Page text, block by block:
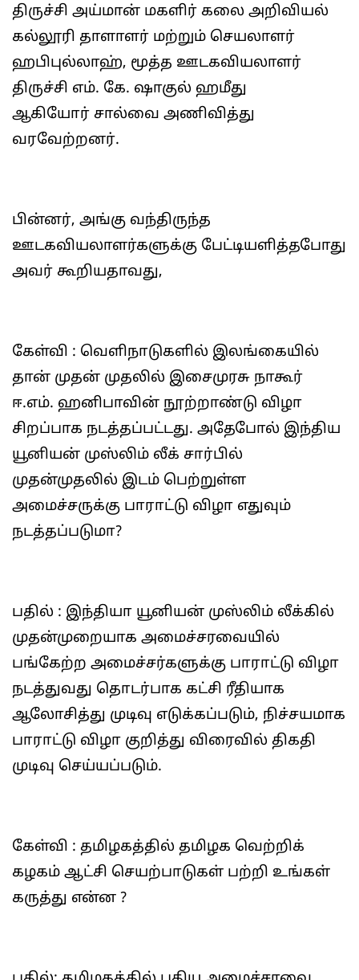
திருச்சி அய்மான் மகளிர் கலை அறிவியல்
கல்லூரி தாளாளர் மற்றும் செயலாளர்
ஹபிபுல்லாஹ், மூத்த ஊடகவியலாளர்
திருச்சி எம். கே. ஷாகுல் ஹமீது
ஆகியோர் சால்வை அணிவித்து
வரவேற்றனர்.
பின்னர், அங்கு வந்திருந்த
ஊடகவியலாளர்களுக்கு பேட்டியளித்தபோது
அவர் கூறியதாவது,
கேள்வி : வெளிநாடுகளில் இலங்கையில்
தான் முதன் முதலில் இசைமுரசு நாகூர்
ஈ.எம். ஹனிபாவின் நூற்றாண்டு விழா
சிறப்பாக நடத்தப்பட்டது. அதேபோல் இந்திய
யூனியன் முஸ்லிம் லீக் சார்பில்
முதன்முதலில் இடம் பெற்றுள்ள
அமைச்சருக்கு பாராட்டு விழா எதுவும்
நடத்தப்படுமா?
பதில் : இந்தியா யூனியன் முஸ்லிம் லீக்கில்
முதன்முறையாக அமைச்சரவையில்
பங்கேற்ற அமைச்சர்களுக்கு பாராட்டு விழா
நடத்துவது தொடர்பாக கட்சி ரீதியாக
ஆலோசித்து முடிவு எடுக்கப்படும், நிச்சயமாக
பாராட்டு விழா குறித்து விரைவில் திகதி
முடிவு செய்யப்படும்.
கேள்வி : தமிழகத்தில் தமிழக வெற்றிக்
கழகம் ஆட்சி செயற்பாடுகள் பற்றி உங்கள்
கருத்து என்ன ?